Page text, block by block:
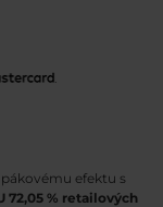
efektu s
72,05 % retailových